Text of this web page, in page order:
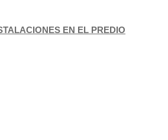
EN EL PREDIO